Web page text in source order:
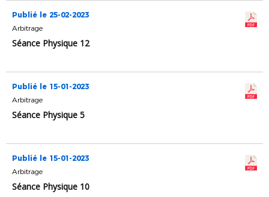
Publié le 25-02-2023
Arbitrage
Séance Physique 12
Publié le 15-01-2023
Arbitrage
Séance Physique 5
Publié le 15-01-2023
Arbitrage
Séance Physique 10